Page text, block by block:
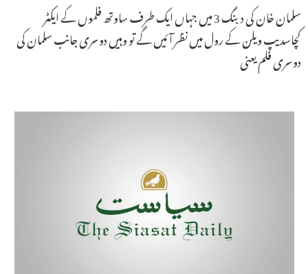
سلمان خان کی دبنگ 3 میں جہاں ایک طرف ساوتھ فلموں کے ایکٹر
کچاسدیپ ویلن کے رول میں نظر آئیں گے تو وہیں دوسری جانب سلمان کی
دوسری فلم یعنی